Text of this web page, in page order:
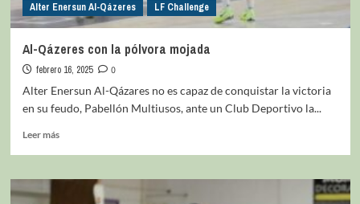
Alter Enersun Al-Qázeres LF Challenge
Al-Qázeres con la pólvora mojada
febrero 16, 2025
0
Alter Enersun Al-Qázares no es capaz de conquistar la victoria
en su feudo, Pabellón Multiusos, ante un Club Deportivo la...
Leer más